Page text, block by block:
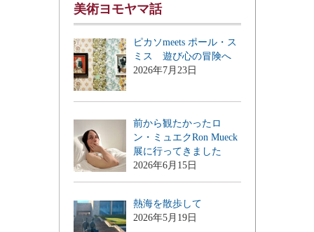
美術ヨモヤマ話
ピカソmeets ポール・ス
ミス 遊び心の冒険へ
2026年7月23日
前から観たかったロ
ン・ミュエクRon Mueck
展に行ってきました
2026年6月15日
熱海を散歩して
2026年5月19日